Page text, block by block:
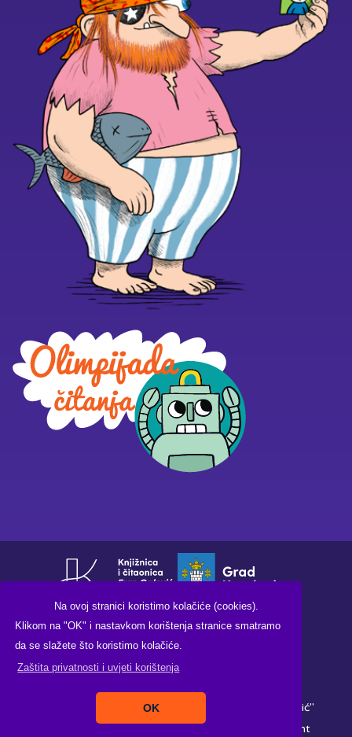
Na ovoj stranici koristimo kolačiće (cookies).
Klikom na "OK" i nastavkom korištenja stranice smatramo
da se slažete što koristimo kolačiće.
Zaštita privatnosti i uvjeti korištenja
OK
Copyright ©2026. Knjižnica i čitaonica "Fran Galović"
Pikant